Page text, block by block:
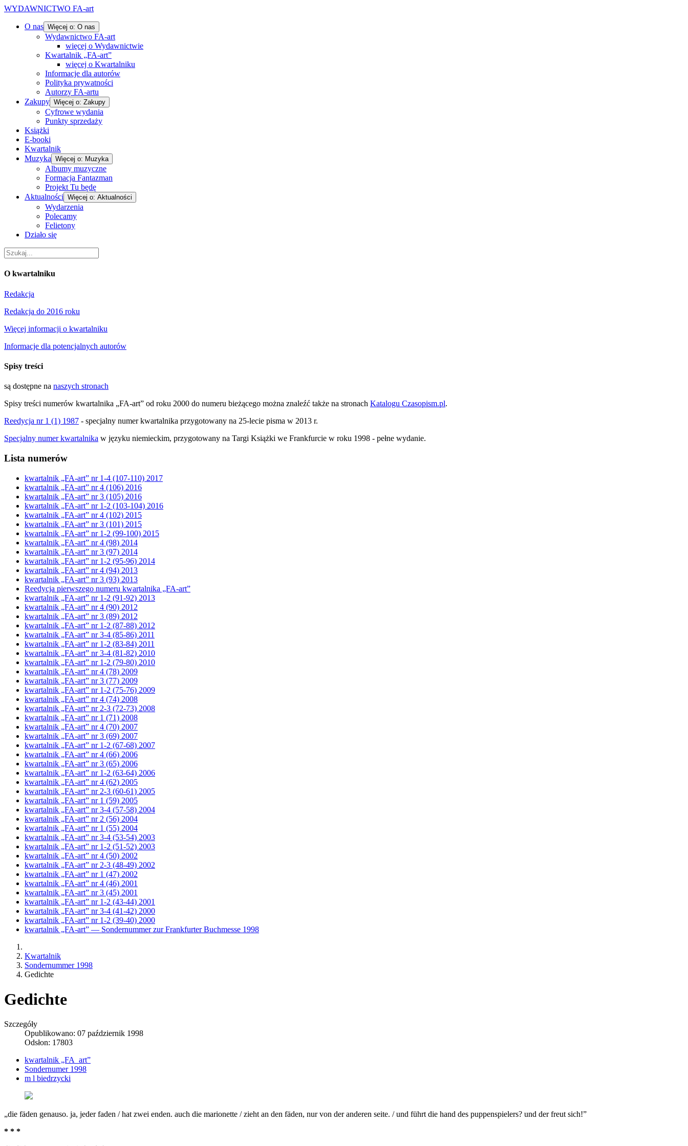
WYDAWNICTWO FA-art
O nas Więcej o: O nas
Wydawnictwo FA-art
więcej o Wydawnictwie
Kwartalnik „FA-art”
więcej o Kwartalniku
Informacje dla autorów
Polityka prywatności
Autorzy FA-artu
Zakupy Więcej o: Zakupy
Cyfrowe wydania
Punkty sprzedaży
Książki
E-booki
Kwartalnik
Muzyka Więcej o: Muzyka
Albumy muzyczne
Formacja Fantazman
Projekt Tu będę
Aktualności Więcej o: Aktualności
Wydarzenia
Polecamy
Felietony
Działo się
O kwartalniku
Redakcja
Redakcja do 2016 roku
Więcej informacji o kwartalniku
Informacje dla potencjalnych autorów
Spisy treści
są dostępne na naszych stronach
Spisy treści numerów kwartalnika „FA-art” od roku 2000 do numeru bieżącego można znaleźć także na stronach Katalogu Czasopism.pl.
Reedycja nr 1 (1) 1987 - specjalny numer kwartalnika przygotowany na 25-lecie pisma w 2013 r.
Specjalny numer kwartalnika w języku niemieckim, przygotowany na Targi Książki we Frankfurcie w roku 1998 - pełne wydanie.
Lista numerów
kwartalnik „FA-art” nr 1-4 (107-110) 2017
kwartalnik „FA-art” nr 4 (106) 2016
kwartalnik „FA-art” nr 3 (105) 2016
kwartalnik „FA-art” nr 1-2 (103-104) 2016
kwartalnik „FA-art” nr 4 (102) 2015
kwartalnik „FA-art” nr 3 (101) 2015
kwartalnik „FA-art” nr 1-2 (99-100) 2015
kwartalnik „FA-art” nr 4 (98) 2014
kwartalnik „FA-art” nr 3 (97) 2014
kwartalnik „FA-art” nr 1-2 (95-96) 2014
kwartalnik „FA-art” nr 4 (94) 2013
kwartalnik „FA-art” nr 3 (93) 2013
Reedycja pierwszego numeru kwartalnika „FA-art”
kwartalnik „FA-art” nr 1-2 (91-92) 2013
kwartalnik „FA-art” nr 4 (90) 2012
kwartalnik „FA-art” nr 3 (89) 2012
kwartalnik „FA-art” nr 1-2 (87-88) 2012
kwartalnik „FA-art” nr 3-4 (85-86) 2011
kwartalnik „FA-art” nr 1-2 (83-84) 2011
kwartalnik „FA-art” nr 3-4 (81-82) 2010
kwartalnik „FA-art” nr 1-2 (79-80) 2010
kwartalnik „FA-art” nr 4 (78) 2009
kwartalnik „FA-art” nr 3 (77) 2009
kwartalnik „FA-art” nr 1-2 (75-76) 2009
kwartalnik „FA-art” nr 4 (74) 2008
kwartalnik „FA-art” nr 2-3 (72-73) 2008
kwartalnik „FA-art” nr 1 (71) 2008
kwartalnik „FA-art” nr 4 (70) 2007
kwartalnik „FA-art” nr 3 (69) 2007
kwartalnik „FA-art” nr 1-2 (67-68) 2007
kwartalnik „FA-art” nr 4 (66) 2006
kwartalnik „FA-art” nr 3 (65) 2006
kwartalnik „FA-art” nr 1-2 (63-64) 2006
kwartalnik „FA-art” nr 4 (62) 2005
kwartalnik „FA-art” nr 2-3 (60-61) 2005
kwartalnik „FA-art” nr 1 (59) 2005
kwartalnik „FA-art” nr 3-4 (57-58) 2004
kwartalnik „FA-art” nr 2 (56) 2004
kwartalnik „FA-art” nr 1 (55) 2004
kwartalnik „FA-art” nr 3-4 (53-54) 2003
kwartalnik „FA-art” nr 1-2 (51-52) 2003
kwartalnik „FA-art” nr 4 (50) 2002
kwartalnik „FA-art” nr 2-3 (48-49) 2002
kwartalnik „FA-art” nr 1 (47) 2002
kwartalnik „FA-art” nr 4 (46) 2001
kwartalnik „FA-art” nr 3 (45) 2001
kwartalnik „FA-art” nr 1-2 (43-44) 2001
kwartalnik „FA-art” nr 3-4 (41-42) 2000
kwartalnik „FA-art” nr 1-2 (39-40) 2000
kwartalnik „FA-art” — Sondernummer zur Frankfurter Buchmesse 1998
Kwartalnik
Sondernummer 1998
Gedichte
Gedichte
Szczegóły
Opublikowano: 07 październik 1998
Odsłon: 17803
kwartalnik „FA_art”
Sondernumer 1998
m l biedrzycki
„die fäden genauso. ja, jeder faden / hat zwei enden. auch die marionette / zieht an den fäden, nur von der anderen seite. / und führt die hand des puppenspielers? und der freut sich!”
* * *